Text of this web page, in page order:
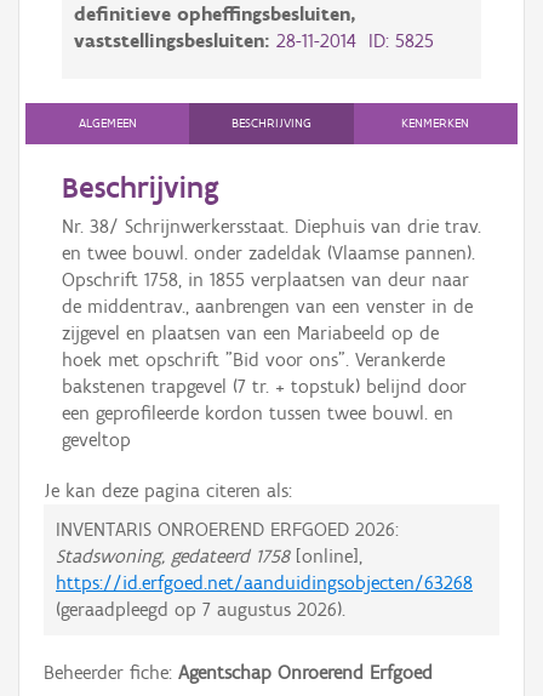
definitieve opheffingsbesluiten,
vaststellingsbesluiten: 28-11-2014 ID: 5825
ALGEMEEN BESCHRIJVING KENMERKEN
Beschrijving
Nr. 38/ Schrijnwerkersstaat. Diephuis van drie trav.
en twee bouwl. onder zadeldak (Vlaamse pannen).
Opschrift 1758, in 1855 verplaatsen van deur naar
de middentrav., aanbrengen van een venster in de
zijgevel en plaatsen van een Mariabeeld op de
hoek met opschrift "Bid voor ons". Verankerde
bakstenen trapgevel (7 tr. + topstuk) belijnd door
een geprofileerde kordon tussen twee bouwl. en
geveltop
Je kan deze pagina citeren als:
INVENTARIS ONROEREND ERFGOED 2026:
Stadswoning, gedateerd 1758[online],
https://id.erfgoed.net/aanduidingsobjecten/63268
(geraadpleegd op 7 augustus 2026).
Beheerder fiche: Agentschap Onroerend Erfgoed